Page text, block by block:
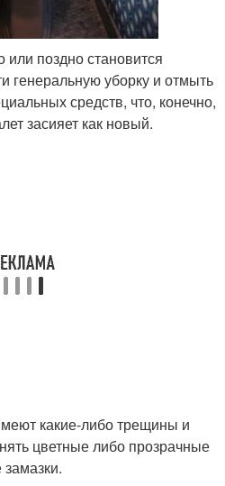
поздно становится
генеральную уборку и отмыть
средств, что, конечно,
засияет как новый.
какие-либо трещины и
цветные либо прозрачные